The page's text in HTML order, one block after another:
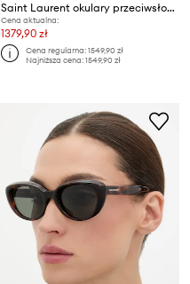
Saint Laurent okulary przeciwsłoneczne damskie
Cena aktualna:
1379,90 zł
Cena regularna:1549,90 zł
Najniższa cena:1549,90 zł